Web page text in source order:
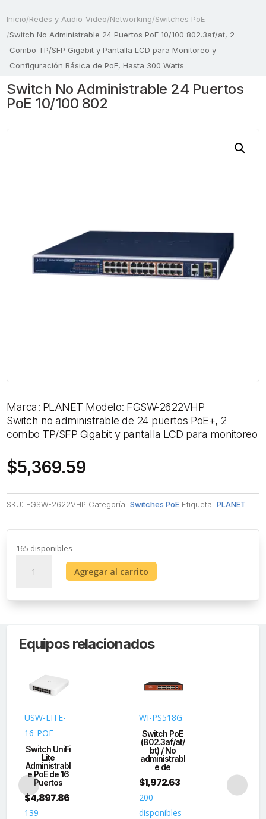
Inicio/Redes y Audio-Video/Networking/Switches PoE
/Switch No Administrable 24 Puertos PoE 10/100 802.3af/at, 2
Combo TP/SFP Gigabit y Pantalla LCD para Monitoreo y
Configuración Básica de PoE, Hasta 300 Watts
Switch No Administrable 24 Puertos
PoE 10/100 802
Marca: PLANET Modelo: FGSW-2622VHP
Switch no administrable de 24 puertos PoE+, 2
combo TP/SFP Gigabit y pantalla LCD para monitoreo
$5,369.59
SKU: FGSW-2622VHP Categoría:Switches PoE Etiqueta:PLANET
165 disponibles
24
10/100
Combo
Pantalla
LCD
para
Monitoreo
y
Configuración
Agregar al carrito
Equipos relacionados
USW-LITE-
16-POE
Switch UniFi
Lite
Administrabl
e PoE de 16
Puertos
$4,897.86
139
WI-PS518G
Switch PoE
(802.3af/at/
bt) / No
administrabl
e de
$1,972.63
200
disponibles